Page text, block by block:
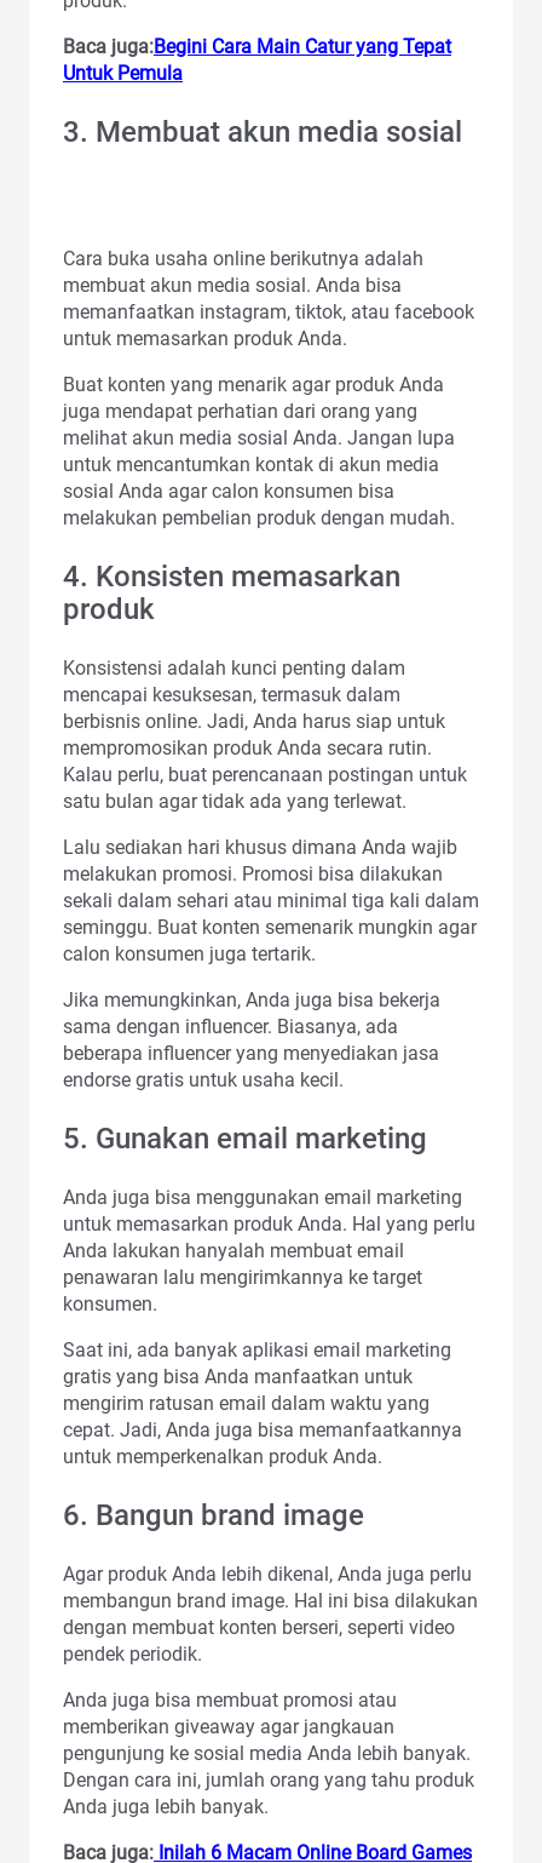
Baca juga:Begini Cara Main Catur yang Tepat
Untuk Pemula
3. Membuat akun media sosial
Cara buka usaha online berikutnya adalah
membuat akun media sosial. Anda bisa
memanfaatkan instagram, tiktok, atau facebook
untuk memasarkan produk Anda.
Buat konten yang menarik agar produk Anda
juga mendapat perhatian dari orang yang
melihat akun media sosial Anda. Jangan lupa
untuk mencantumkan kontak di akun media
sosial Anda agar calon konsumen bisa
melakukan pembelian produk dengan mudah.
4. Konsisten memasarkan
produk
Konsistensi adalah kunci penting dalam
mencapai kesuksesan, termasuk dalam
berbisnis online. Jadi, Anda harus siap untuk
mempromosikan produk Anda secara rutin.
Kalau perlu, buat perencanaan postingan untuk
satu bulan agar tidak ada yang terlewat.
Lalu sediakan hari khusus dimana Anda wajib
melakukan promosi. Promosi bisa dilakukan
sekali dalam sehari atau minimal tiga kali dalam
seminggu. Buat konten semenarik mungkin agar
calon konsumen juga tertarik.
Jika memungkinkan, Anda juga bisa bekerja
sama dengan influencer. Biasanya, ada
beberapa influencer yang menyediakan jasa
endorse gratis untuk usaha kecil.
5. Gunakan email marketing
Anda juga bisa menggunakan email marketing
untuk memasarkan produk Anda. Hal yang perlu
Anda lakukan hanyalah membuat email
penawaran lalu mengirimkannya ke target
konsumen.
Saat ini, ada banyak aplikasi email marketing
gratis yang bisa Anda manfaatkan untuk
mengirim ratusan email dalam waktu yang
cepat. Jadi, Anda juga bisa memanfaatkannya
untuk memperkenalkan produk Anda.
6. Bangun brand image
Agar produk Anda lebih dikenal, Anda juga perlu
membangun brand image. Hal ini bisa dilakukan
dengan membuat konten berseri, seperti video
pendek periodik.
Anda juga bisa membuat promosi atau
memberikan giveaway agar jangkauan
pengunjung ke sosial media Anda lebih banyak.
Dengan cara ini, jumlah orang yang tahu produk
Anda juga lebih banyak.
Baca juga: Inilah 6 Macam Online Board Games